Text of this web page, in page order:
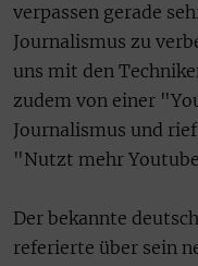
verpassen gerade
Journalismus zu
uns mit den
zudem von einer
Journalismus und
"Nutzt mehr
Der bekannte
referierte über sein